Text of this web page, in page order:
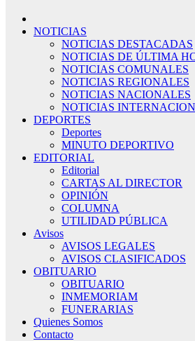
NOTICIAS
NOTICIAS DESTACADAS
NOTICIAS DE ÚLTIMA
NOTICIAS COMUNALES
NOTICIAS REGIONALES
NOTICIAS NACIONALES
NOTICIAS
DEPORTES
Deportes
MINUTO DEPORTIVO
EDITORIAL
Editorial
CARTAS AL DIRECTOR
OPINIÓN
COLUMNA
UTILIDAD PÚBLICA
Avisos
AVISOS LEGALES
AVISOS CLASIFICADOS
OBITUARIO
OBITUARIO
INMEMORIAM
FUNERARIAS
Quienes Somos
Contacto